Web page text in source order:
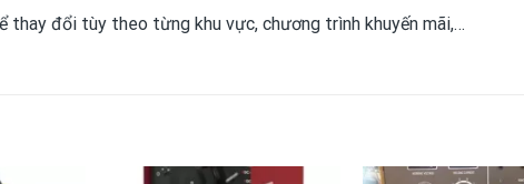
đổi tùy theo từng khu vực, chương trình khuyến mãi,…